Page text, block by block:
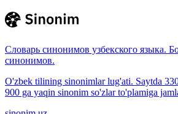
Словарь синонимов узбекского языка.
синонимов.
O'zbek tilining sinonimlar lug'ati. Saytda
900 ga yaqin sinonim so'zlar to'plamiga